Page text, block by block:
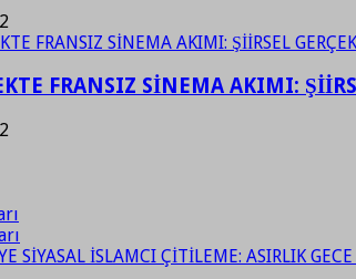
FRANSIZ SİNEMA AKIMI: